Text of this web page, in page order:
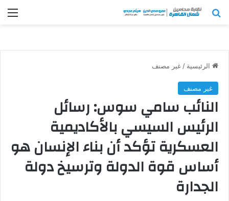
بحث عن
الرئيسية / غير مصنف
غير مصنف
النائب سامي سوس: رسائل
الرئيس السيسي بالأكاديمية
العسكرية تؤكد أن بناء الإنسان هو
أساس قوة الدولة وترسيخ دولة
الجدارة